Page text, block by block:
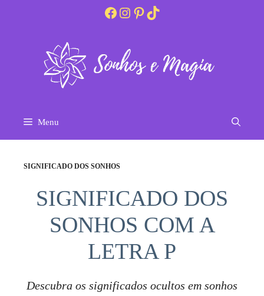
Facebook
Instagram
Pinterest
TikTok
Menu
SIGNIFICADO DOS SONHOS
SIGNIFICADO DOS
SONHOS COM A
LETRA P
Descubra os significados ocultos em sonhos